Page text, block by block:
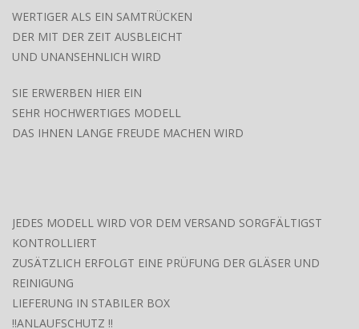
WERTIGER ALS EIN SAMTRÜCKEN
DER MIT DER ZEIT AUSBLEICHT
UND UNANSEHNLICH WIRD
SIE ERWERBEN HIER EIN
SEHR HOCHWERTIGES MODELL
DAS IHNEN LANGE FREUDE MACHEN WIRD
JEDES MODELL WIRD VOR DEM VERSAND SORGFÄLTIGST
KONTROLLIERT
ZUSÄTZLICH ERFOLGT EINE PRÜFUNG DER GLÄSER UND
REINIGUNG
LIEFERUNG IN STABILER BOX
!!ANLAUFSCHUTZ !!